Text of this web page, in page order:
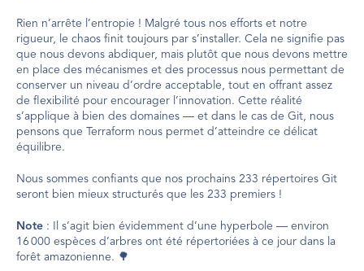
Rien n’arrête l’entropie ! Malgré tous nos efforts et notre
rigueur, le chaos finit toujours par s’installer. Cela ne signifie pas
que nous devons abdiquer, mais plutôt que nous devons mettre
en place des mécanismes et des processus nous permettant de
conserver un niveau d’ordre acceptable, tout en offrant assez
de flexibilité pour encourager l’innovation. Cette réalité
s’applique à bien des domaines — et dans le cas de Git, nous
pensons que Terraform nous permet d’atteindre ce délicat
équilibre.
Nous sommes confiants que nos prochains 233 répertoires Git
seront bien mieux structurés que les 233 premiers !
Note : Il s’agit bien évidemment d’une hyperbole — environ
16 000 espèces d’arbres ont été répertoriées à ce jour dans la
forêt amazonienne. 🌳